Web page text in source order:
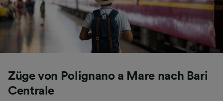
Züge von Polignano a Mare nach Bari
Centrale
Liste der Partner (Lieferanten)